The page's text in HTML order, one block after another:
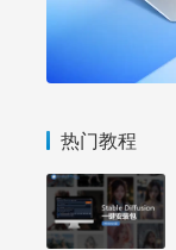
热门教程